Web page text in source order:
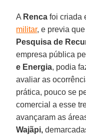
A Renca foi criada
militar, e previa
Pesquisa de
empresa pública
e Energia, podia
avaliar as
prática, pouco se
comercial a esse
avançaram as
Wajãpi,